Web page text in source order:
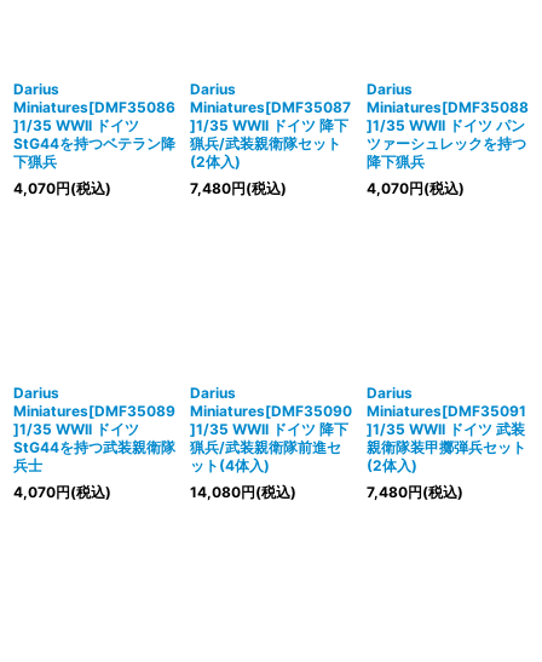
Darius
Miniatures[DMF35086
]1/35 WWII ドイツ
StG44を持つベテラン降
下猟兵
4,070円(税込)
Darius
Miniatures[DMF35087
]1/35 WWII ドイツ 降下
猟兵/武装親衛隊セット
(2体入)
7,480円(税込)
Darius
Miniatures[DMF35088
]1/35 WWII ドイツ パン
ツァーシュレックを持つ
降下猟兵
4,070円(税込)
Darius
Miniatures[DMF35089
]1/35 WWII ドイツ
StG44を持つ武装親衛隊
兵士
4,070円(税込)
Darius
Miniatures[DMF35090
]1/35 WWII ドイツ 降下
猟兵/武装親衛隊前進セ
ット(4体入)
14,080円(税込)
Darius
Miniatures[DMF35091
]1/35 WWII ドイツ 武装
親衛隊装甲擲弾兵セット
(2体入)
7,480円(税込)